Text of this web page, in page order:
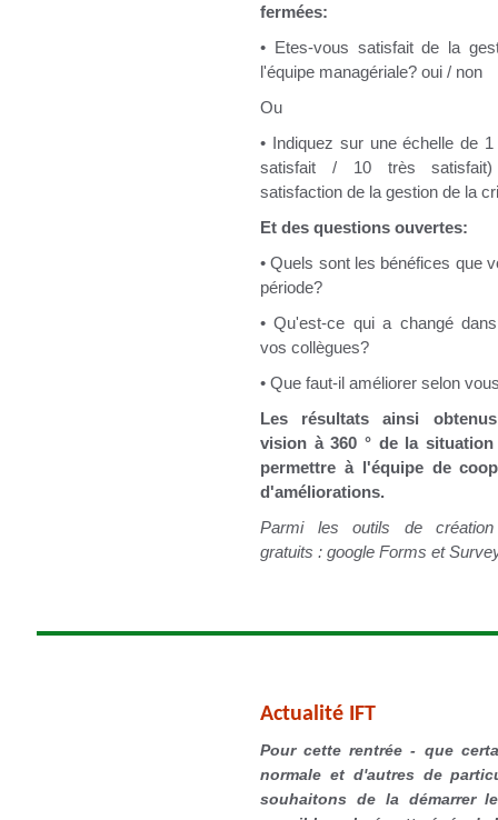
fermées:
• Etes-vous satisfait de la
l'équipe managériale? oui / non
Ou
• Indiquez sur une échelle de
satisfait / 10 très
satisfaction de la gestion de la
Et des questions ouvertes:
• Quels sont les bénéfices que
période?
• Qu'est-ce qui a changé
vos collègues?
• Que faut-il améliorer selon
Les résultats ainsi
vision à 360 ° de la
permettre à l'équipe de
d'améliorations.
Parmi les outils de création
gratuits : google Forms et
Actualité IFT
Pour cette rentrée - que
normale et d'autres de
souhaitons de la démarrer